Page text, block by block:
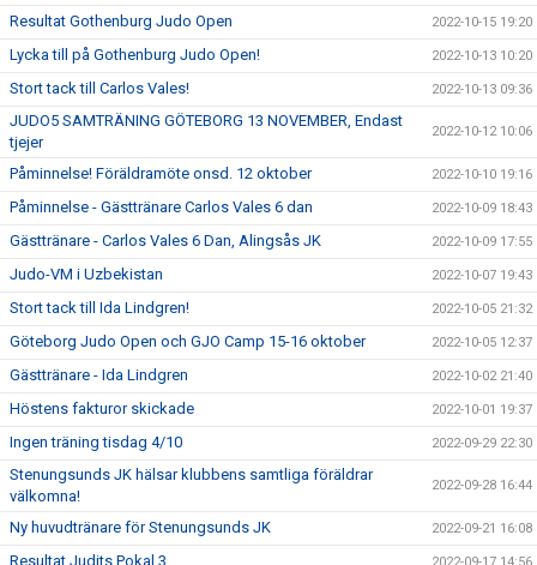
Resultat Gothenburg Judo Open 2022-10-15 19:20
Lycka till på Gothenburg Judo Open! 2022-10-13 10:20
Stort tack till Carlos Vales! 2022-10-13 09:36
JUDO5 SAMTRÄNING GÖTEBORG 13 NOVEMBER, Endast
tjejer
2022-10-12 10:06
Påminnelse! Föräldramöte onsd. 12 oktober 2022-10-10 19:16
Påminnelse - Gästtränare Carlos Vales 6 dan 2022-10-09 18:43
Gästtränare - Carlos Vales 6 Dan, Alingsås JK 2022-10-09 17:55
Judo-VM i Uzbekistan 2022-10-07 19:43
Stort tack till Ida Lindgren! 2022-10-05 21:32
Göteborg Judo Open och GJO Camp 15-16 oktober 2022-10-05 12:37
Gästtränare - Ida Lindgren 2022-10-02 21:40
Höstens fakturor skickade 2022-10-01 19:37
Ingen träning tisdag 4/10 2022-09-29 22:30
Stenungsunds JK hälsar klubbens samtliga föräldrar
välkomna!
2022-09-28 16:44
Ny huvudtränare för Stenungsunds JK 2022-09-21 16:08
Resultat Judits Pokal 3